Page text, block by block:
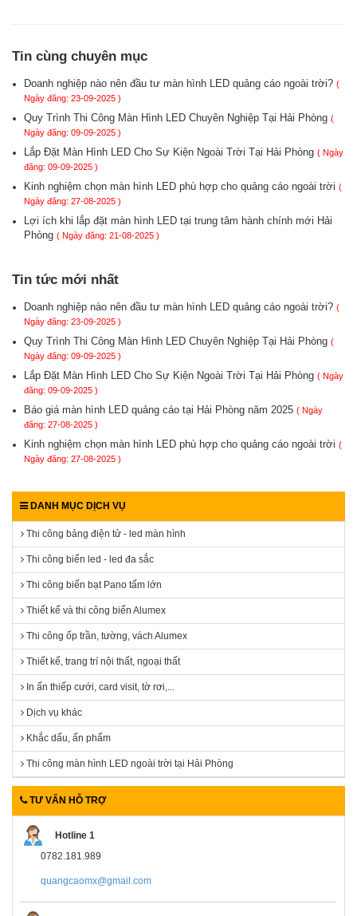
Tin cùng chuyên mục
Doanh nghiệp nào nên đầu tư màn hình LED quảng cáo ngoài trời? (
Ngày đăng: 23-09-2025 )
Quy Trình Thi Công Màn Hình LED Chuyên Nghiệp Tại Hải Phòng (
Ngày đăng: 09-09-2025 )
Lắp Đặt Màn Hình LED Cho Sự Kiện Ngoài Trời Tại Hải Phòng ( Ngày
đăng: 09-09-2025 )
Kinh nghiệm chọn màn hình LED phù hợp cho quảng cáo ngoài trời (
Ngày đăng: 27-08-2025 )
Lợi ích khi lắp đặt màn hình LED tại trung tâm hành chính mới Hải
Phòng ( Ngày đăng: 21-08-2025 )
Tin tức mới nhất
Doanh nghiệp nào nên đầu tư màn hình LED quảng cáo ngoài trời? (
Ngày đăng: 23-09-2025 )
Quy Trình Thi Công Màn Hình LED Chuyên Nghiệp Tại Hải Phòng (
Ngày đăng: 09-09-2025 )
Lắp Đặt Màn Hình LED Cho Sự Kiện Ngoài Trời Tại Hải Phòng ( Ngày
đăng: 09-09-2025 )
Báo giá màn hình LED quảng cáo tại Hải Phòng năm 2025 ( Ngày
đăng: 27-08-2025 )
Kinh nghiệm chọn màn hình LED phù hợp cho quảng cáo ngoài trời (
Ngày đăng: 27-08-2025 )
DANH MỤC DỊCH VỤ
Thi công bảng điện tử - led màn hình
Thi công biển led - led đa sắc
Thi công biển bạt Pano tấm lớn
Thiết kế và thi công biển Alumex
Thi công ốp trần, tường, vách Alumex
Thiết kế, trang trí nội thất, ngoại thất
In ấn thiếp cưới, card visit, tờ rơi,...
Dịch vụ khác
Khắc dấu, ấn phẩm
Thi công màn hình LED ngoài trời tại Hải Phòng
TƯ VẤN HỖ TRỢ
Hotline 1
0782.181.989
quangcaomx@gmail.com